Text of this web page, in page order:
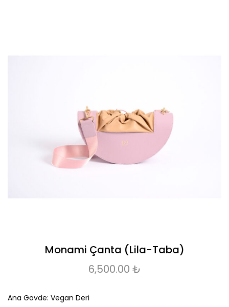
Monami Çanta (Lila-Taba)
6,500.00 ₺
Ana Gövde: Vegan Deri